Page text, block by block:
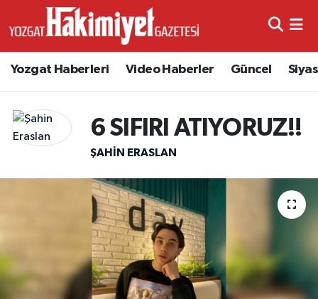
Yozgat Haberleri Video Haberler Güncel
6 SIFIRI ATIYORUZ!!
ŞAHIN ERASLAN